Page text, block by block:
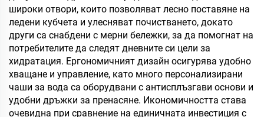
широки отвори, които позволяват лесно поставяне на
ледени кубчета и улесняват почистването, докато
други са снабдени с мерни бележки, за да помогнат на
потребителите да следят дневните си цели за
хидратация. Ергономичният дизайн осигурява удобно
хващане и управление, като много персонализирани
чаши за вода са оборудвани с антисплъзгави основи и
удобни дръжки за пренасяне. Икономичността става
очевидна при сравнение на единичната инвестиция с